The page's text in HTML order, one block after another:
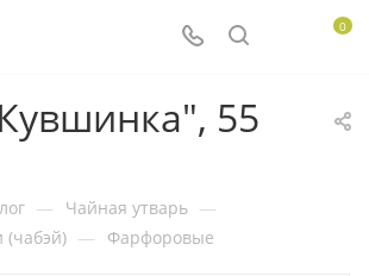
0
55
— Чайная утварь —
— Фарфоровые